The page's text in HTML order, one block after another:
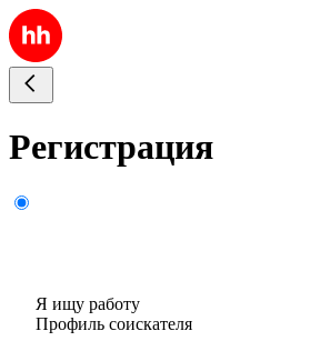
Регистрация
Я ищу работу
Профиль соискателя